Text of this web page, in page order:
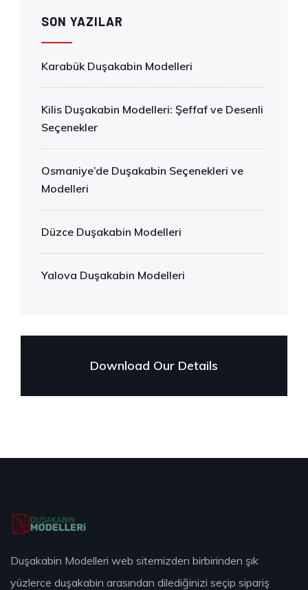
SON YAZILAR
Karabük Duşakabin Modelleri
Kilis Duşakabin Modelleri: Şeffaf ve Desenli
Seçenekler
Osmaniye’de Duşakabin Seçenekleri ve
Modelleri
Düzce Duşakabin Modelleri
Yalova Duşakabin Modelleri
Download Our Details
Duşakabin Modelleri web sitemizden birbirinden şık
yüzlerce duşakabin arasından dilediğinizi seçip sipariş